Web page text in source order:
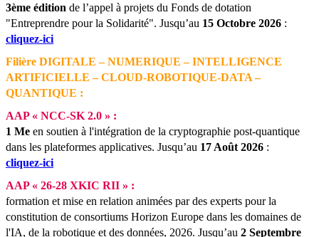
3ème édition de l’appel à projets du Fonds de dotation
"Entreprendre pour la Solidarité". Jusqu’au 15 Octobre 2026 :
cliquez-ici
Filière DIGITALE – NUMERIQUE – INTELLIGENCE
ARTIFICIELLE – CLOUD-ROBOTIQUE-DATA –
QUANTIQUE :
AAP « NCC-SK 2.0 » :
1 Me en soutien à l'intégration de la cryptographie post-quantique
dans les plateformes applicatives. Jusqu’au 17 Août 2026 :
cliquez-ici
AAP « 26-28 XKIC RII » :
formation et mise en relation animées par des experts pour la
constitution de consortiums Horizon Europe dans les domaines de
l'IA, de la robotique et des données, 2026. Jusqu’au 2 Septembre